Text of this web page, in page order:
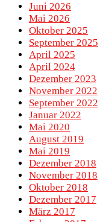
Juni 2026
Mai 2026
Oktober 2025
September 2025
April 2025
April 2024
Dezember 2023
November 2022
September 2022
Januar 2022
Mai 2020
August 2019
Mai 2019
Dezember 2018
November 2018
Oktober 2018
Dezember 2017
März 2017